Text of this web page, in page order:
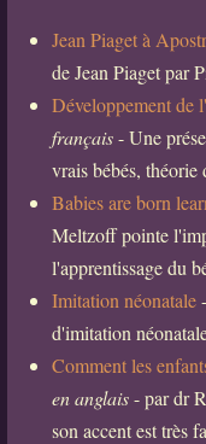
Jean Piaget à
de Jean Piaget par
Développement de
français- Une
vrais bébés, théorie
Babies are born
Meltzoff pointe
l'apprentissage du
Imitation néonatale-
d'imitation
Comment les
en anglais- par dr
son accent est très